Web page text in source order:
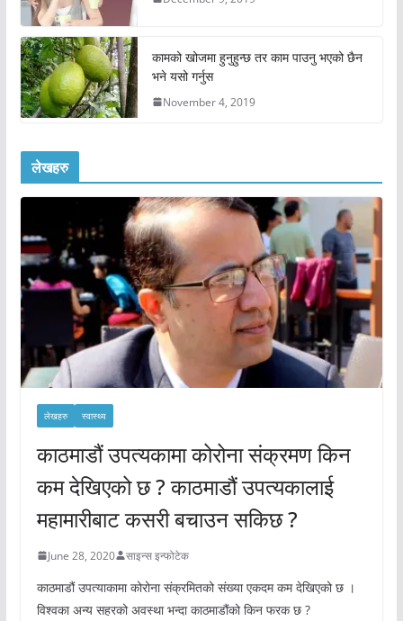
कामको खोजमा हुनुहुन्छ तर काम पाउनु भएको छैन
भने यसो गर्नुस
November 4, 2019
लेखहरु
लेखहरु स्वास्थ्य
काठमाडौं उपत्यकामा कोरोना संक्रमण किन
कम देखिएको छ ? काठमाडौं उपत्यकालाई
महामारीबाट कसरी बचाउन सकिछ ?
June 28, 2020 साइन्स इन्फोटेक
काठमाडौं उपत्याकामा कोरोना संक्रमितको संख्या एकदम कम देखिएको छ ।
विश्वका अन्य सहरको अवस्था भन्दा काठमाडौंको किन फरक छ ?